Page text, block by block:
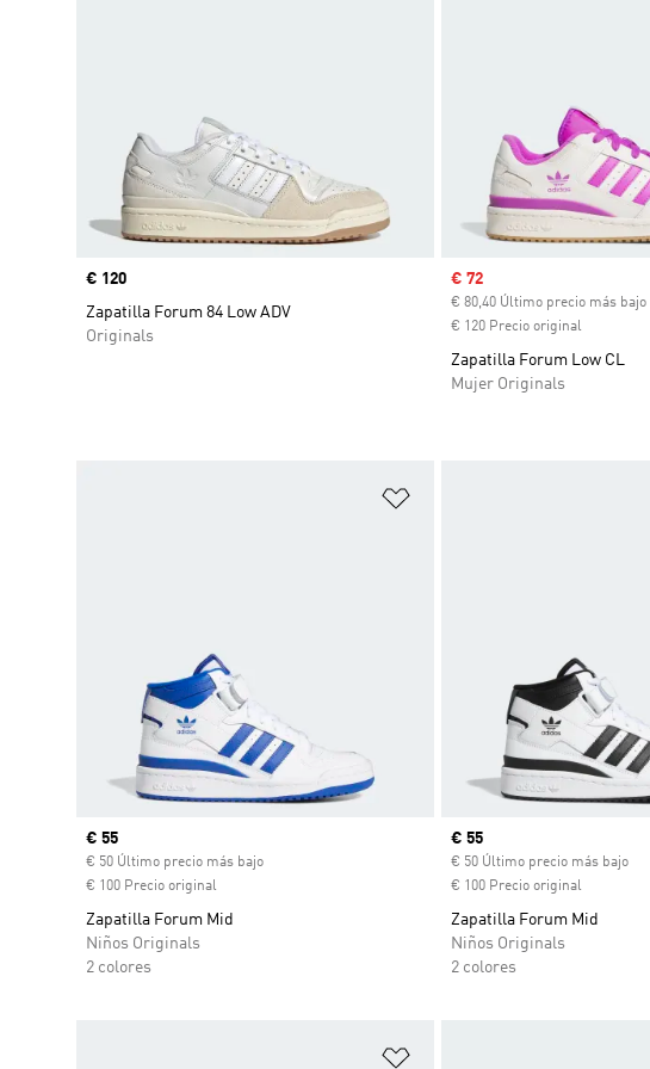
Precio
€ 120
Zapatilla Forum 84 Low ADV
Originals
Precio de venta
€ 72
€ 80,40 Último precio más bajo
€ 120 Precio original
Zapatilla Forum Low CL
Mujer Originals
Precio actual
€ 55
€ 50 Último precio más bajo
€ 100 Precio original
Zapatilla Forum Mid
Niños Originals
2 colores
Precio actual
€ 55
€ 50 Último precio más bajo
€ 100 Precio original
Zapatilla Forum Mid
Niños Originals
2 colores